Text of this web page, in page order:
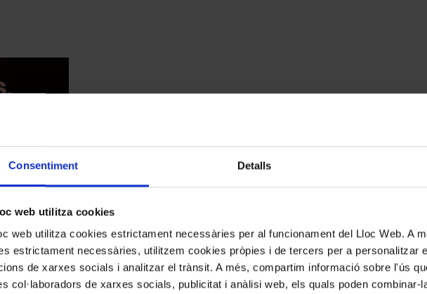
Consentiment Detalls
web utilitza cookies
web utilitza cookies estrictament necessàries per al funcionament del Lloc Web. A
estrictament necessàries, utilitzem cookies pròpies i de tercers per a personalitzar
de xarxes socials i analitzar el trànsit. A més, compartim informació sobre l'ús
col·laboradors de xarxes socials, publicitat i anàlisi web, els quals poden combinar-